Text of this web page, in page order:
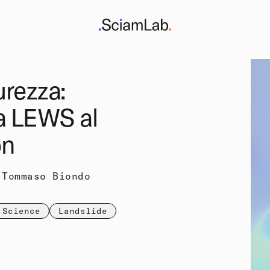
LEWS al
Biondo
Landslide